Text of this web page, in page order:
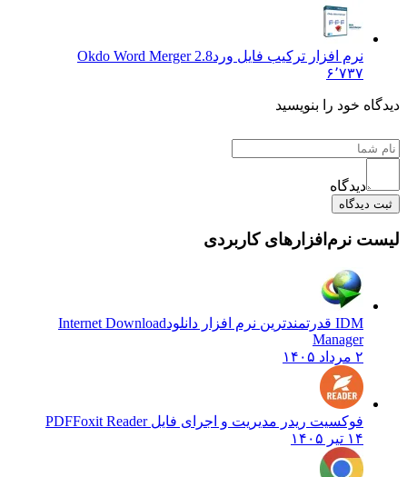
نرم افزار ترکیب فایل وردOkdo Word Merger 2.8
۶٬۷۳۷
دیدگاه خود را بنویسید
دیدگاه
ثبت دیدگاه
لیست نرم‌افزارهای کاربردی
IDM قدرتمندترین نرم افزار دانلود
Internet Download
Manager
۲ مرداد ۱۴۰۵
فوکسیت ریدر مدیریت و اجرای فایل PDFFoxit Reader
۱۴ تیر ۱۴۰۵